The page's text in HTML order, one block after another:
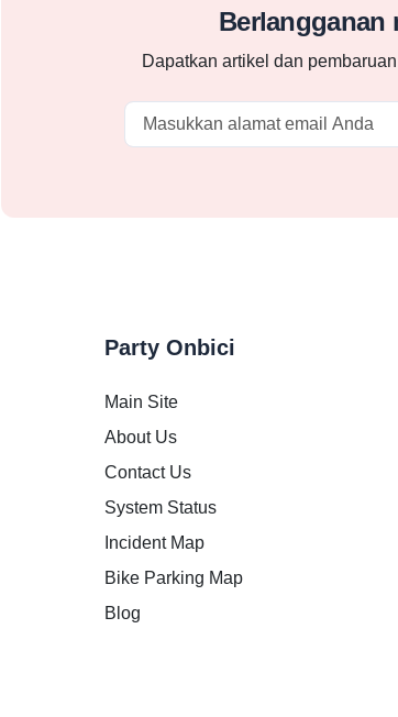
Berlangganan
Dapatkan artikel dan
Party Onbici
Main Site
About Us
Contact Us
System Status
Incident Map
Bike Parking Map
Blog